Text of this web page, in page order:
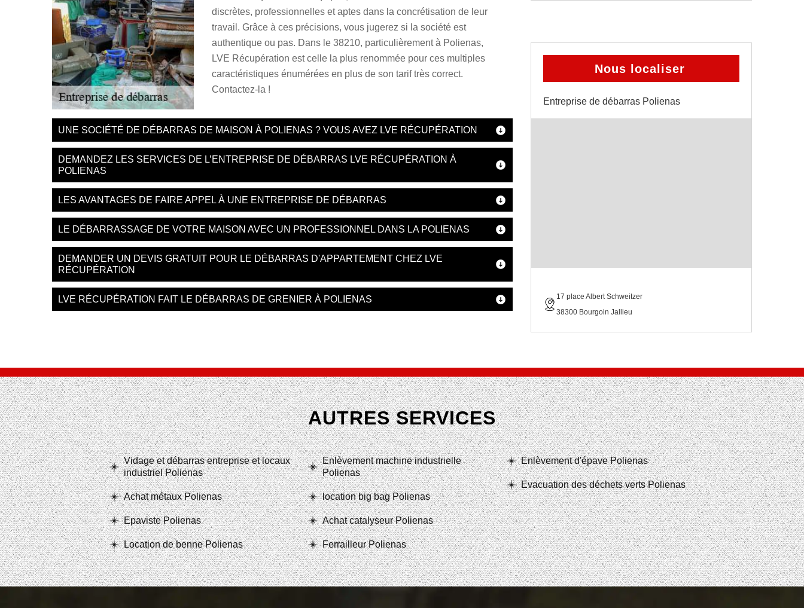
discrètes, professionnelles et aptes dans la concrétisation de leur
travail. Grâce à ces précisions, vous jugerez si la société est
authentique ou pas. Dans le 38210, particulièrement à Polienas,
LVE Récupération est celle la plus renommée pour ces multiples
caractéristiques énumérées en plus de son tarif très correct.
Contactez-la !
UNE SOCIÉTÉ DE DÉBARRAS DE MAISON À POLIENAS ? VOUS AVEZ LVE RÉCUPÉRATION
DEMANDEZ LES SERVICES DE L’ENTREPRISE DE DÉBARRAS LVE RÉCUPÉRATION À
POLIENAS
LES AVANTAGES DE FAIRE APPEL À UNE ENTREPRISE DE DÉBARRAS
LE DÉBARRASSAGE DE VOTRE MAISON AVEC UN PROFESSIONNEL DANS LA POLIENAS
DEMANDER UN DEVIS GRATUIT POUR LE DÉBARRAS D'APPARTEMENT CHEZ LVE
RÉCUPÉRATION
LVE RÉCUPÉRATION FAIT LE DÉBARRAS DE GRENIER À POLIENAS
Nous localiser
Entreprise de débarras Polienas
17 place Albert Schweitzer
38300 Bourgoin Jallieu
AUTRES SERVICES
Vidage et débarras entreprise et locaux
industriel Polienas
Achat métaux Polienas
Epaviste Polienas
Location de benne Polienas
Enlèvement machine industrielle
Polienas
location big bag Polienas
Achat catalyseur Polienas
Ferrailleur Polienas
Enlèvement d'épave Polienas
Evacuation des déchets verts Polienas